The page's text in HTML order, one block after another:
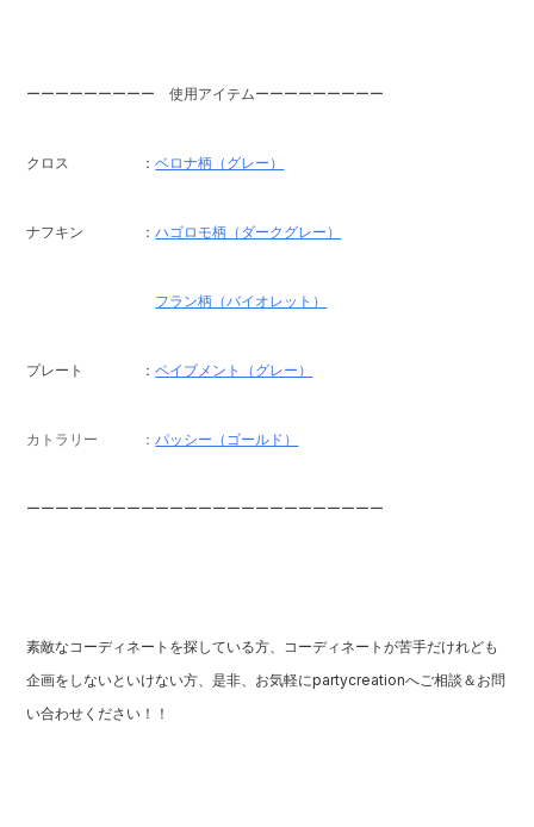
ーーーーーーーーー 使用アイテムーーーーーーーーー
クロス ：ベロナ柄（グレー）
ナフキン ：ハゴロモ柄（ダークグレー）
フラン柄（バイオレット）
プレート ：ペイブメント（グレー）
カトラリー ：パッシー（ゴールド）
ーーーーーーーーーーーーーーーーーーーーーーーーー
素敵なコーディネートを探している方、コーディネートが苦手だけれども
企画をしないといけない方、是非、お気軽にpartycreationへご相談＆お問
い合わせください！！